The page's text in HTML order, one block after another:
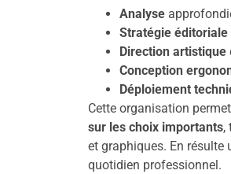
Analyse
Stratégie éditoriale
Direction artistique
Conception
Déploiement
Cette organisation
sur les choix importants,
et graphiques. En résulte
quotidien professionnel.